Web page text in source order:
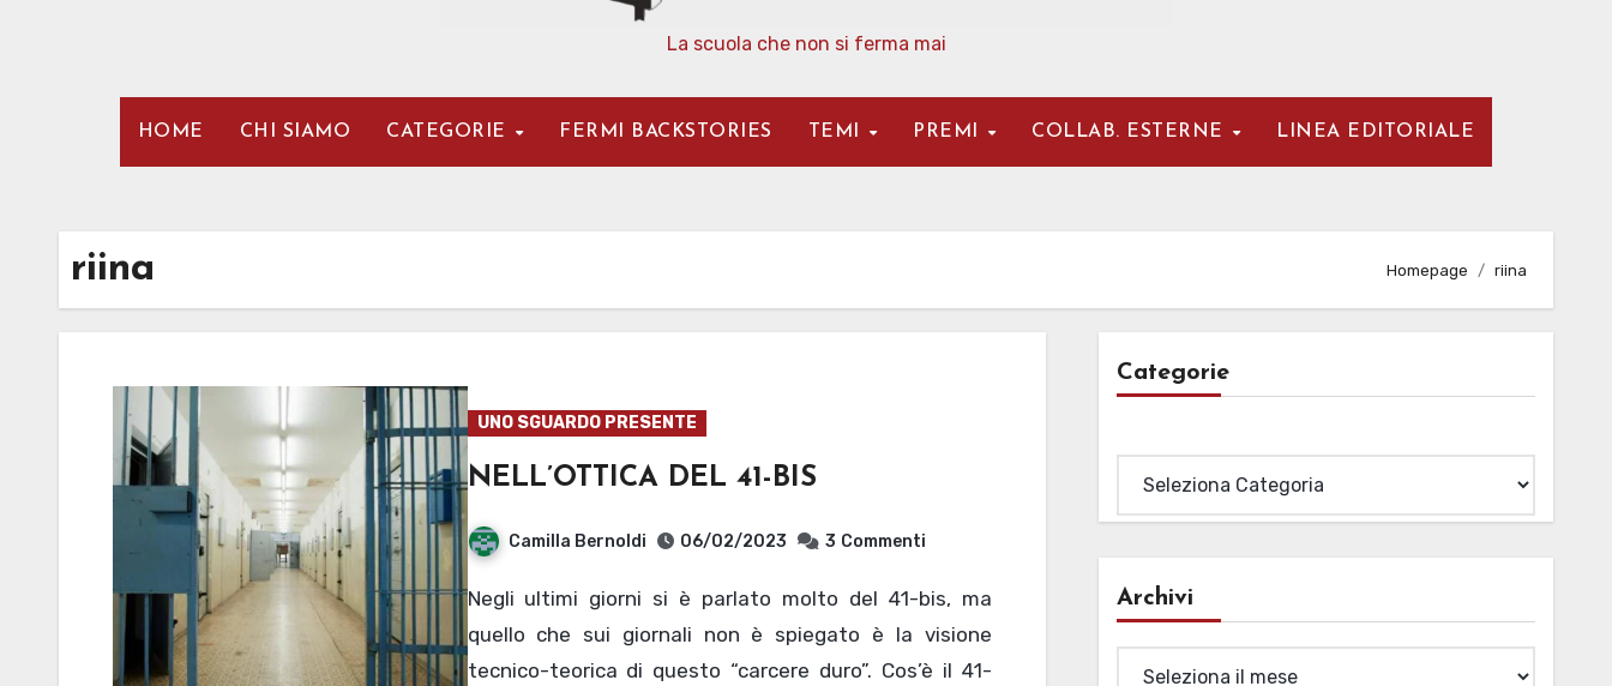
La scuola che non si ferma mai
HOME CHI SIAMO CATEGORIE FERMI BACKSTORIES TEMI PREMI COLLAB. ESTERNE LINEA EDITORIALE
riina Homepage riina
UNO SGUARDO PRESENTE
NELL’OTTICA DEL 41-BIS
Camilla Bernoldi 06/02/2023 3 Commenti
Negli ultimi giorni si è parlato molto del 41-bis, ma
quello che sui giornali non è spiegato è la visione
tecnico-teorica di questo “carcere duro”. Cos’è il 41-
Categorie
Archivi